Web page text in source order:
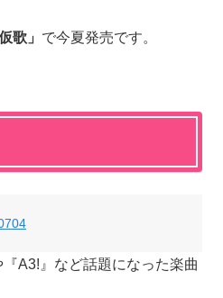
歌」 で今夏発売です。
A3!』など話題になった楽曲